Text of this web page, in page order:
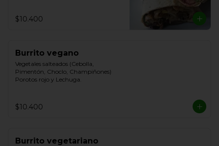
$10.400
Burrito vegano
Vegetales salteados (Cebolla,
Pimentón, Choclo, Champiñones)
Porotos rojo y Lechuga.
$10.400
Burrito vegetariano